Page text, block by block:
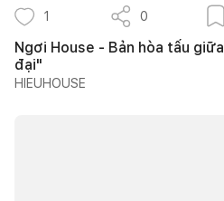
1 0
Ngơi House - Bản hòa tấu
đại"
HIEUHOUSE